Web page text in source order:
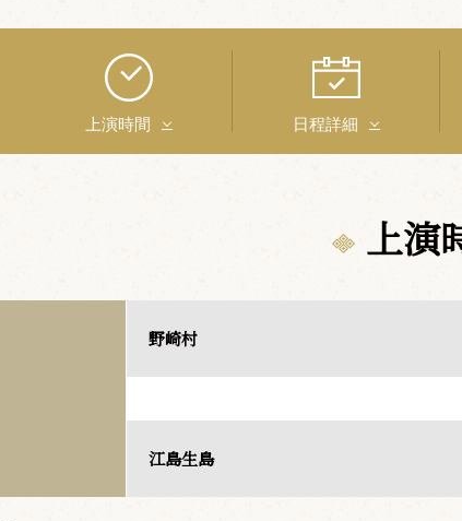
上演時間 日程詳細
上演
野崎村
江島生島